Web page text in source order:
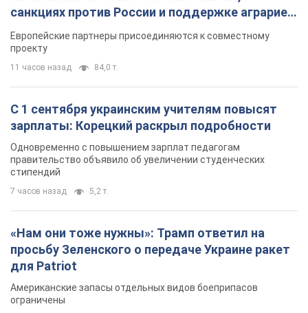
7 часов назад 5,2 т.
«Нам они тоже нужны»: Трамп ответил на
просьбу Зеленского о передаче Украине ракет
для Patriot
Американские запасы отдельных видов боеприпасов
ограничены
6 часов назад